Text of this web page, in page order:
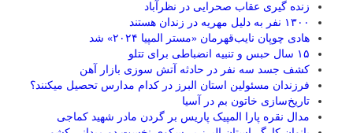
زنده گیری عقاب صحرایی در نظرآباد
۱۳۰۰ نفر به دلیل مهریه در زندان هستند
هادی چوپان نایب‌قهرمان «مستر المپیا ۲۰۲۴» شد
۱۵ سال حبس و تنبیه انضباطی برای تتلو
کشف جسد سه نفر در حادثه آتش سوزی بازار آهن
فرزندان مسئولین استان البرز در کدام مدارس تحصیل میکنند؟
‌تاریخ‌سازی خاتون بم در آسیا
مدال نقره پارا المپیک پاریس بر گردن مادر شهید کماجی